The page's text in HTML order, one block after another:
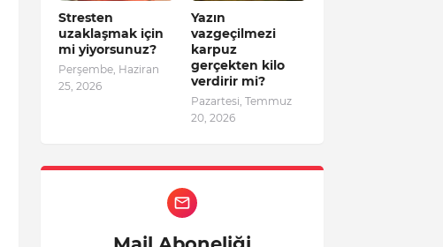
Stresten
uzaklaşmak için
mi yiyorsunuz?
Perşembe, Haziran
25, 2026
Yazın
vazgeçilmezi
karpuz
gerçekten kilo
verdirir mi?
Pazartesi, Temmuz
20, 2026